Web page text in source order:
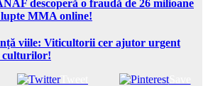
descoperă o fraudă de 26 milioane
MMA online!
viile: Viticultorii cer ajutor urgent
culturilor!
Tweet Save